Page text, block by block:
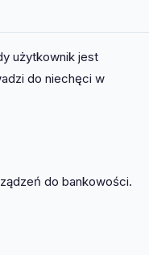
użytkownik jest
do niechęci w
do bankowości.